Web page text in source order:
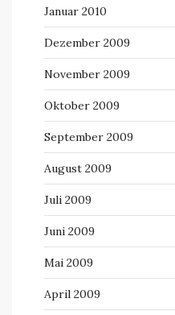
Januar 2010
Dezember 2009
November 2009
Oktober 2009
September 2009
August 2009
Juli 2009
Juni 2009
Mai 2009
April 2009